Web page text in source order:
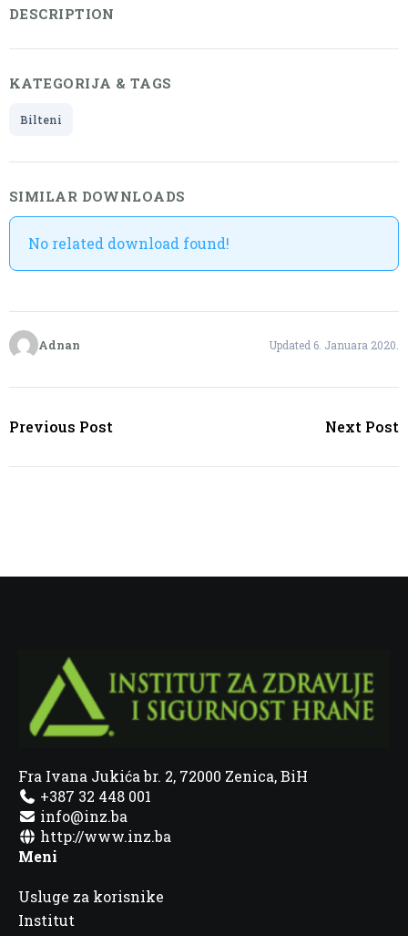
DESCRIPTION
KATEGORIJA & TAGS
Bilteni
SIMILAR DOWNLOADS
No related download found!
Adnan Updated 6. Januara 2020.
Previous Post Next Post
Fra Ivana Jukića br. 2, 72000 Zenica, BiH
+387 32 448 001
info@inz.ba
http://www.inz.ba
Meni
Usluge za korisnike
Institut